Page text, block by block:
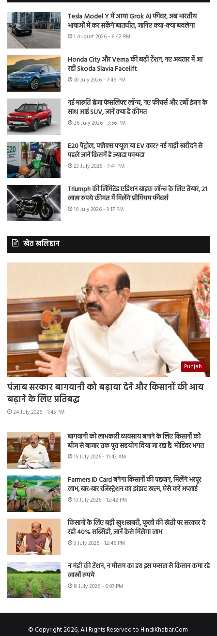
Tesla Model Y में आया Grok AI फीचर, अब भारतीय
भाषाओं में कर सकेंगे बातचीत, जानिए क्या-क्या बदलेगा
1 August 2026 - 6:42 PM
Honda City और Verna की बढ़ी टेंशन, नए अवतार में आ
रही Skoda Slavia Facelift
30 July 2026 - 7:48 PM
नई मारुति ब्रेजा फेसलिफ्ट लॉन्च, नए फीचर्स और टर्बो इंजन के
साथ आई SUV, जानें क्या है कीमत
26 July 2026 - 3:56 PM
E20 पेट्रोल, फ्लेक्स फ्यूल या EV कार? नई गाड़ी खरीदने से
पहले जानें किसमें है ज्यादा फायदा
23 July 2026 - 7:41 PM
Triumph की लिमिटेड एडिशन बाइक लॉन्च के लिए तैयार, 21
लाख रुपये कीमत में मिलेंगे प्रीमियम फीचर्स
16 July 2026 - 3:17 PM
खेत खलिहान
Punjab
पंजाब सरकार बागवानी को बढ़ावा देने और किसानों की आय
बढ़ाने के लिए प्रतिबद्ध
24 July 2026 - 1:45 PM
बागवानी को लाभकारी व्यवसाय बनाने के लिए किसानों को
बीज से बाजार तक पूरा सहयोग दिया जा रहा है: मोहिंदर भगत
15 July 2026 - 11:43 AM
Farmers ID Card बनेगा किसानों की पहचान, मिलेंगे भरपूर
लाभ, बार-बार रजिस्ट्रेशन का झंझट खत्म, ऐसे करें अप्लाई
10 July 2026 - 12:42 PM
किसानों के लिए बड़ी खुशखबरी, फूलों की खेती पर सरकार दे
रही 40% सब्सिडी, जानें कैसे मिलेगा लाभ
9 July 2026 - 12:46 PM
न मंडी की टेंशन, न मौसम का डर! इस फसल से किसान कमा रहे
लाखों रुपये
8 July 2026 - 6:07 PM
© Copyright 2026, All Rights Reserved to HindiKhabar.Com